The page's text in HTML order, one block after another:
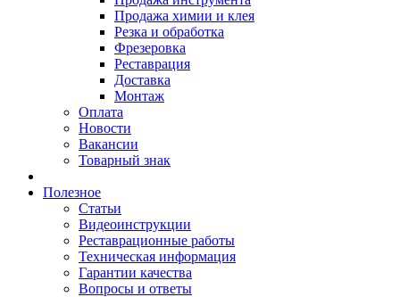
Продажа химии и клея
Резка и обработка
Фрезеровка
Реставрация
Доставка
Монтаж
Оплата
Новости
Вакансии
Товарный знак
Полезное
Статьи
Видеоинструкции
Реставрационные работы
Техническая информация
Гарантии качества
Вопросы и ответы